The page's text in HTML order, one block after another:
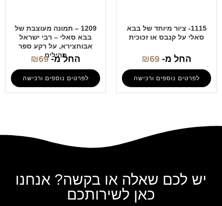
1115- ציור מיוחד של בבא
סאלי על קנבס או זכוכית
החל מ- ₪69
לפרטים נוספים ורכישה
1209 – תמונה מעוצבת של
בבא סאלי – רבי ישראל
אבוחצירא, על רקע ספר
תהילים
החל מ- ₪69
לפרטים נוספים ורכישה
יש לכם שאלה או בקשה? אנחנו
כאן לשירותכם